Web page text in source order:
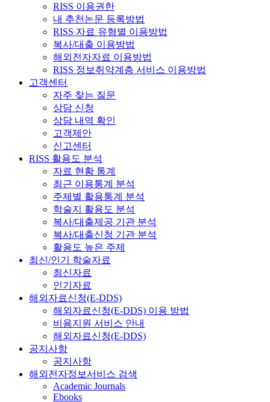
RISS 이용권한
내 추천논문 등록방법
RISS 자료 유형별 이용방법
복사/대출 이용방법
해외전자자료 이용방법
RISS 정보취약계층 서비스 이용방법
고객센터
자주 찾는 질문
상담 신청
상담 내역 확인
고객제안
신고센터
RISS 활용도 분석
자료 현황 통계
최근 이용통계 분석
주제별 활용통계 분석
학술지 활용도 분석
복사/대출제공 기관 분석
복사/대출신청 기관 분석
활용도 높은 주제
최신/인기 학술자료
최신자료
인기자료
해외자료신청(E-DDS)
해외자료신청(E-DDS) 이용 방법
비용지원 서비스 안내
해외자료신청(E-DDS)
공지사항
공지사항
해외전자정보서비스 검색
Academic Journals
Ebooks